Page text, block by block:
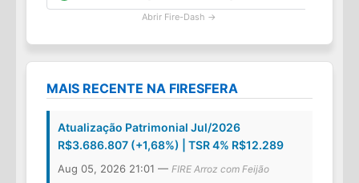
Abrir Fire-Dash →
MAIS RECENTE NA FIRESFERA
Atualização Patrimonial Jul/2026
R$3.686.807 (+1,68%) | TSR 4% R$12.289
Aug 05, 2026 21:01 — FIRE Arroz com Feijão